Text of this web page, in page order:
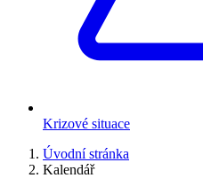
Krizové situace
Úvodní stránka
Kalendář